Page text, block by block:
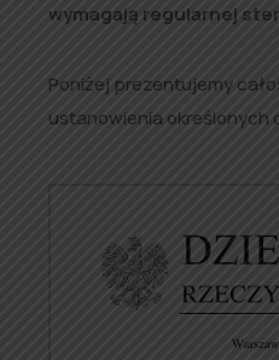
wymagają regularnej
Poniżej prezentujemy
ustanowienia określonych